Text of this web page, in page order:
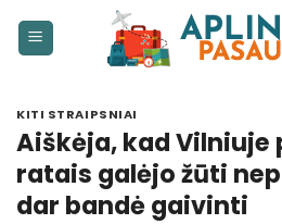
KITI STRAIPSNIAI
Aiškėja, kad
ratais galėjo žūti
dar bandė gaivinti